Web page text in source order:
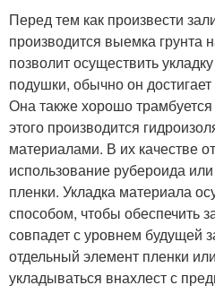
Перед тем как произвести
производится выемка грунта
позволит осуществить
подушки, обычно он
Она также хорошо
этого производится
материалами. В их качестве
использование рубероида
пленки. Укладка материала
способом, чтобы обеспечить
совпадет с уровнем будущей
отдельный элемент пленки
укладываться внахлест с